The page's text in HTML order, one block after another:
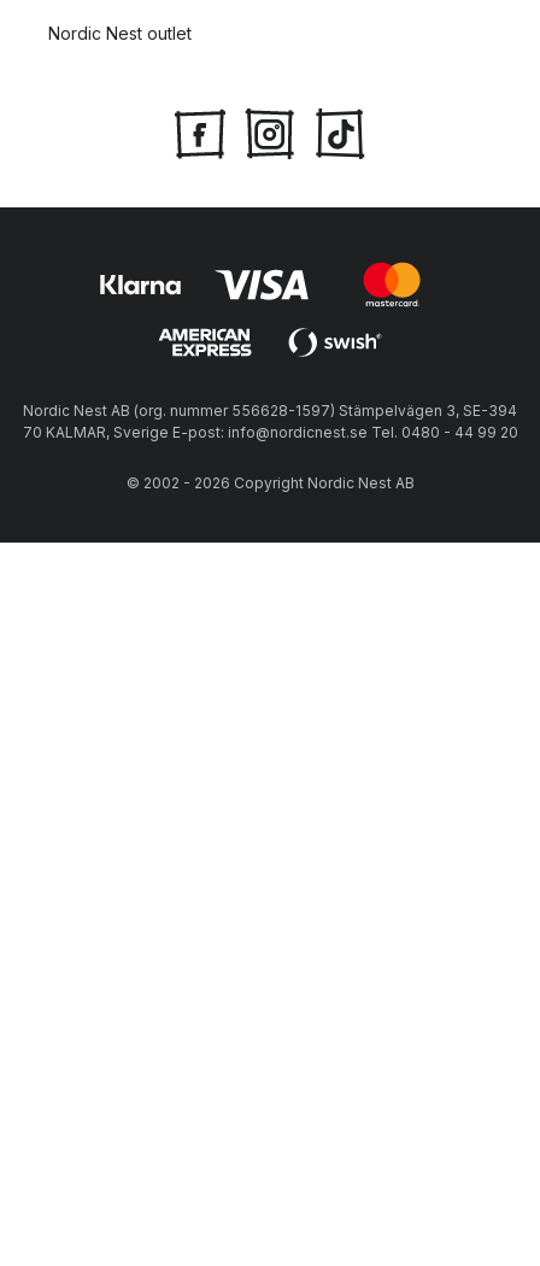
Nordic Nest outlet
Nordic Nest AB (org. nummer 556628-1597) Stämpelvägen 3, SE-394
70 KALMAR, Sverige E-post: info@nordicnest.se Tel. 0480 - 44 99 20
© 2002 - 2026 Copyright Nordic Nest AB